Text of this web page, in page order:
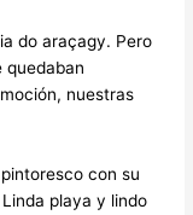
do araçagy. Pero
quedaban
nuestras
con su
playa y lindo